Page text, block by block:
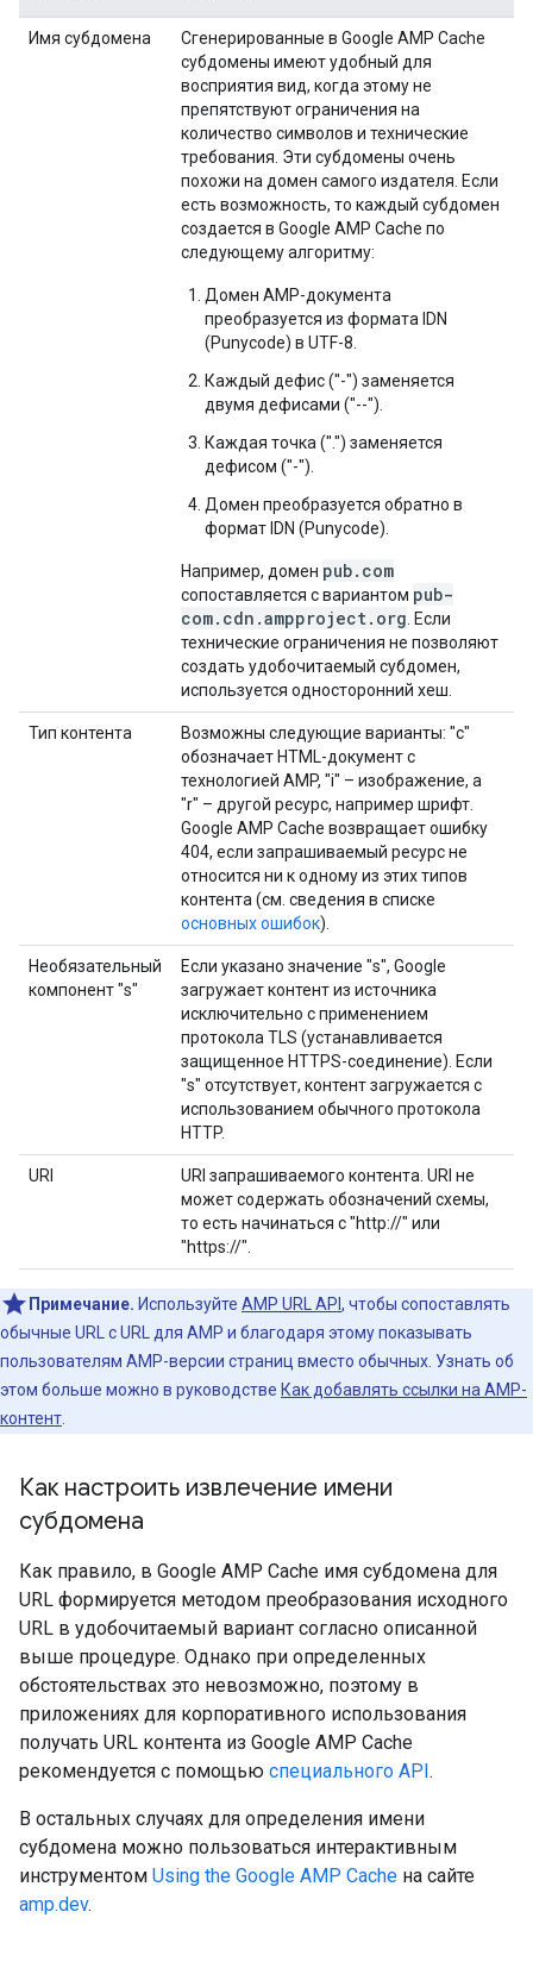
Имя субдомена
Сгенерированные в Google AMP Cache
субдомены имеют удобный для
восприятия вид, когда этому не
препятствуют ограничения на
количество символов и технические
требования. Эти субдомены очень
похожи на домен самого издателя. Если
есть возможность, то каждый субдомен
создается в Google AMP Cache по
следующему алгоритму:
Домен AMP-документа
преобразуется из формата IDN
(Punycode) в UTF-8.
Каждый дефис ("-") заменяется
двумя дефисами ("--").
Каждая точка (".") заменяется
дефисом ("-").
Домен преобразуется обратно в
формат IDN (Punycode).
Например, домен pub.com
сопоставляется с вариантом pub-
com.cdn.ampproject.org . Если
технические ограничения не позволяют
создать удобочитаемый субдомен,
используется односторонний хеш.
Тип контента
Возможны следующие варианты: "c"
обозначает HTML-документ с
технологией AMP, "i" – изображение, а
"r" – другой ресурс, например шрифт.
Google AMP Cache возвращает ошибку
404, если запрашиваемый ресурс не
относится ни к одному из этих типов
контента (см. сведения в списке
основных ошибок).
Необязательный
компонент "s"
Если указано значение "s", Google
загружает контент из источника
исключительно с применением
протокола TLS (устанавливается
защищенное HTTPS-соединение). Если
"s" отсутствует, контент загружается с
использованием обычного протокола
HTTP.
URI
URI запрашиваемого контента. URI не
может содержать обозначений схемы,
то есть начинаться с "http://" или
"https://".
Примечание. Используйте AMP URL API , чтобы сопоставлять
обычные URL с URL для AMP и благодаря этому показывать
пользователям AMP-версии страниц вместо обычных. Узнать об
этом больше можно в руководстве Как добавлять ссылки на AMP-
контент
Как настроить извлечение имени
субдомена
Как правило, в Google AMP Cache имя субдомена для
URL формируется методом преобразования исходного
URL в удобочитаемый вариант согласно описанной
выше процедуре. Однако при определенных
обстоятельствах это невозможно, поэтому в
приложениях для корпоративного использования
получать URL контента из Google AMP Cache
рекомендуется с помощью специального API.
В остальных случаях для определения имени
субдомена можно пользоваться интерактивным
инструментом Using the Google AMP Cache на сайте
amp.dev.